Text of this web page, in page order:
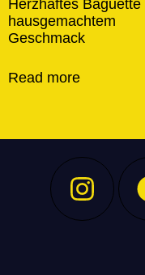
Herzhaftes Baguette
hausgemachtem
Geschmack
Read more